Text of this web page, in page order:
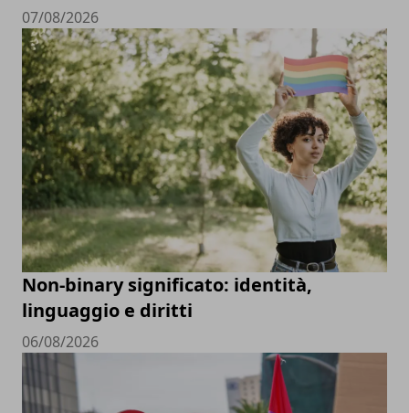
07/08/2026
Non-binary significato: identità,
linguaggio e diritti
06/08/2026